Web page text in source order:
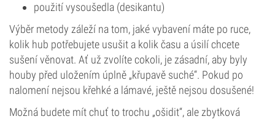
použití vysoušedla (desikantu)
Výběr metody záleží na tom, jaké vybavení máte po ruce,
kolik hub potřebujete usušit a kolik času a úsilí chcete
sušení věnovat. Ať už zvolíte cokoli, je zásadní, aby byly
houby před uložením úplně „křupavě suché“. Pokud po
nalomení nejsou křehké a lámavé, ještě nejsou dosušené!
Možná budete mít chuť to trochu „ošidit“, ale zbytková